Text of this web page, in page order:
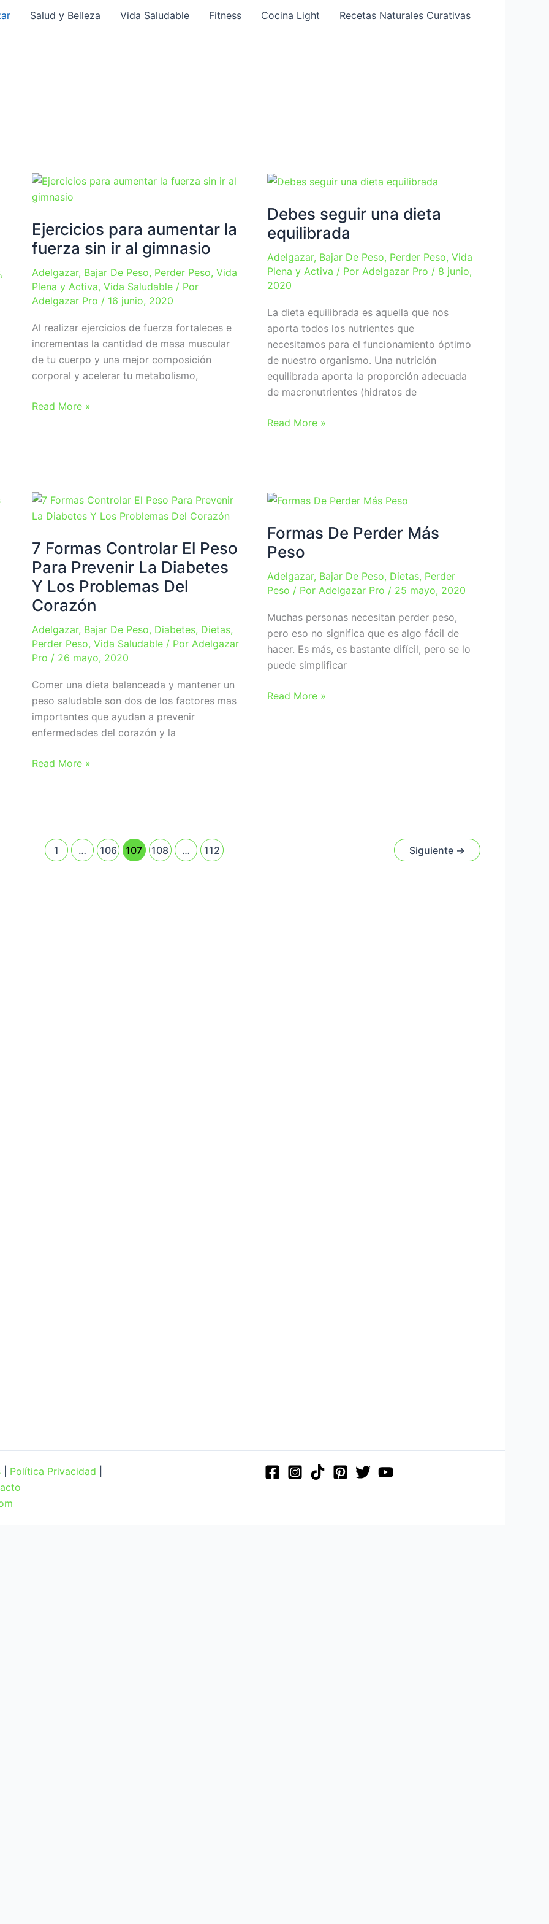
Salud y Belleza Vida Saludable Fitness Cocina Light Recetas Naturales Curativas
,
Ejercicios para aumentar la
fuerza sin ir al gimnasio
Adelgazar, Bajar De Peso, Perder Peso, Vida
Plena y Activa, Vida Saludable / Por
Adelgazar Pro / 16 junio, 2020
Al realizar ejercicios de fuerza fortaleces e
incrementas la cantidad de masa muscular
de tu cuerpo y una mejor composición
corporal y acelerar tu metabolismo,
Ejercicios
fuerza
ir
al
Read More »
Debes seguir una dieta
equilibrada
Adelgazar, Bajar De Peso, Perder Peso, Vida
Plena y Activa / Por Adelgazar Pro / 8 junio,
2020
La dieta equilibrada es aquella que nos
aporta todos los nutrientes que
necesitamos para el funcionamiento óptimo
de nuestro organismo. Una nutrición
equilibrada aporta la proporción adecuada
de macronutrientes (hidratos de
Debes
dieta
Read More »
7 Formas Controlar El Peso
Para Prevenir La Diabetes
Y Los Problemas Del
Corazón
Adelgazar, Bajar De Peso, Diabetes, Dietas,
Perder Peso, Vida Saludable / Por Adelgazar
Pro / 26 mayo, 2020
Comer una dieta balanceada y mantener un
peso saludable son dos de los factores mas
importantes que ayudan a prevenir
enfermedades del corazón y la
7
Para
Prevenir
Read More »
Formas De Perder Más
Peso
Adelgazar, Bajar De Peso, Dietas, Perder
Peso / Por Adelgazar Pro / 25 mayo, 2020
Muchas personas necesitan perder peso,
pero eso no significa que es algo fácil de
hacer. Es más, es bastante difícil, pero se lo
puede simplificar
Formas
Read More »
1 … 106 107 108 … 112 Siguiente →
Política Privacidad